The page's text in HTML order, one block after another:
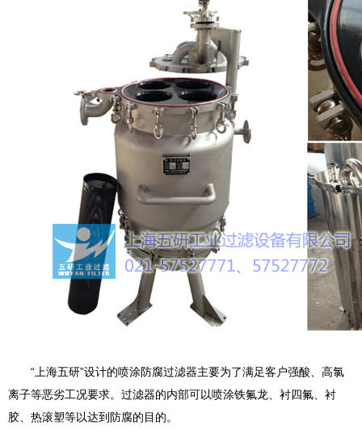
“上海五研”设计的喷涂防腐过滤器主要为了满足客户强酸、高氯
离子等恶劣工况要求。过滤器的内部可以喷涂铁氟龙、衬四氟、衬
胶、热滚塑等以达到防腐的目的。